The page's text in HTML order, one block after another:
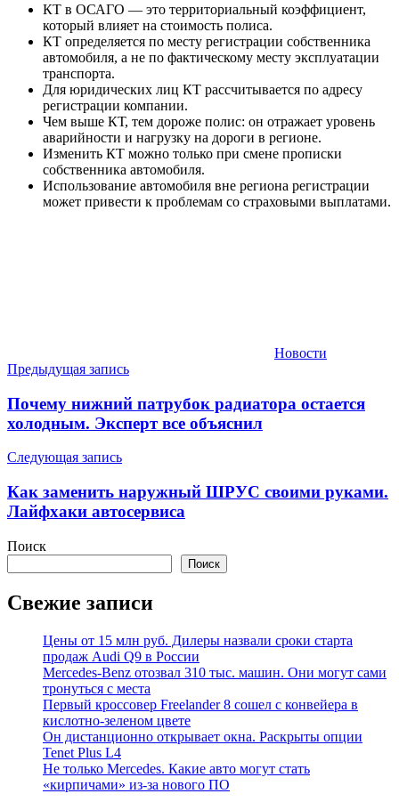
КТ в ОСАГО — это территориальный коэффициент,
который влияет на стоимость полиса.
КТ определяется по месту регистрации собственника
автомобиля, а не по фактическому месту эксплуатации
транспорта.
Для юридических лиц КТ рассчитывается по адресу
регистрации компании.
Чем выше КТ, тем дороже полис: он отражает уровень
аварийности и нагрузку на дороги в регионе.
Изменить КТ можно только при смене прописки
собственника автомобиля.
Использование автомобиля вне региона регистрации
может привести к проблемам со страховыми выплатами.
Новости
Навигация
по
записям
Предыдущая запись
Почему нижний патрубок радиатора остается
холодным. Эксперт все объяснил
Следующая запись
Как заменить наружный ШРУС своими руками.
Лайфхаки автосервиса
Поиск
Поиск
Свежие записи
Цены от 15 млн руб. Дилеры назвали сроки старта
продаж Audi Q9 в России
Mercedes-Benz отозвал 310 тыс. машин. Они могут сами
тронуться с места
Первый кроссовер Freelander 8 сошел с конвейера в
кислотно-зеленом цвете
Он дистанционно открывает окна. Раскрыты опции
Tenet Plus L4
Не только Mercedes. Какие авто могут стать
«кирпичами» из-за нового ПО